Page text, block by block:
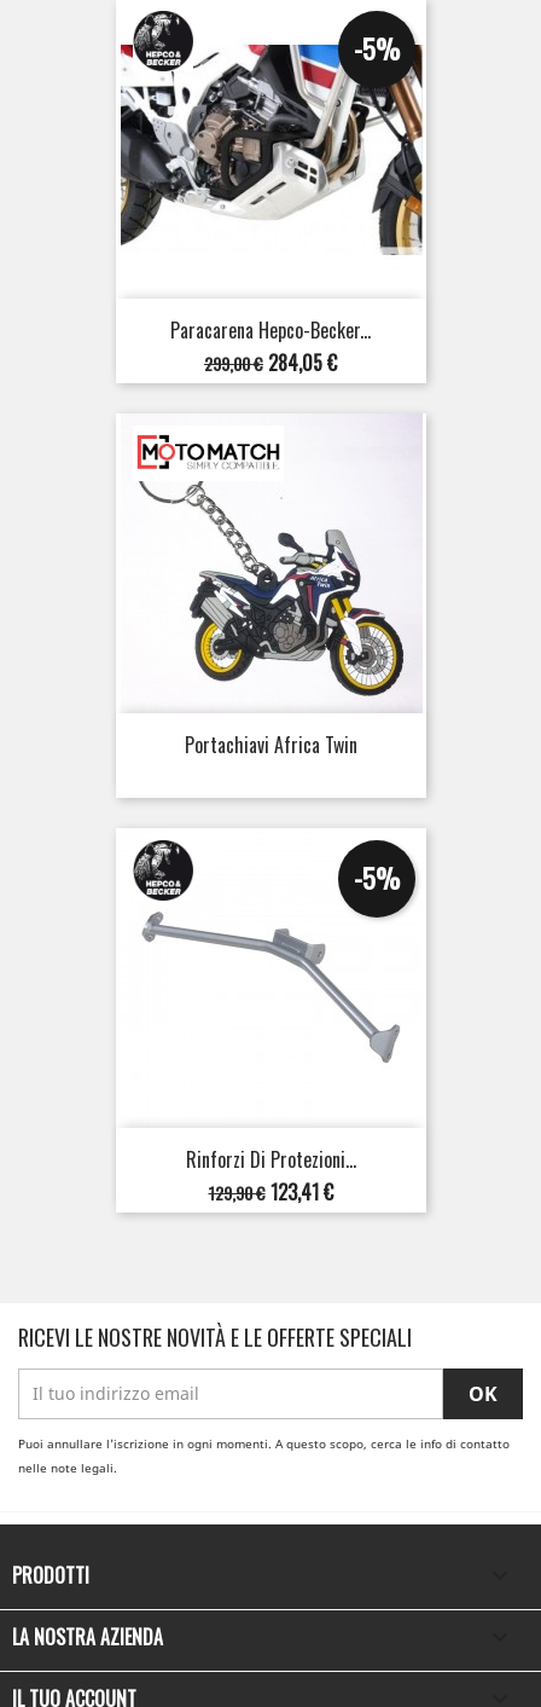
Paracarena Hepco-Becker...
Prezzo
base
299,00 €
-5%
Prezzo
284,05 €
Portachiavi Africa Twin
Rinforzi Di Protezioni...
Prezzo
base
129,90 €
-5%
Prezzo
123,41 €
RICEVI LE NOSTRE NOVITÀ E LE OFFERTE SPECIALI
Puoi annullare l'iscrizione in ogni momenti. A questo scopo, cerca le info di contatto
nelle note legali.
PRODOTTI
LA NOSTRA AZIENDA
IL TUO ACCOUNT